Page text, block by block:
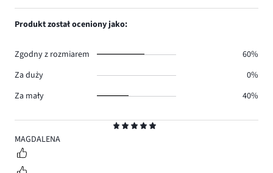
5
MAGDALENA
1,
Produkt został oceniony jako:
Zgodny z rozmiarem
60%
Za duży
0%
Za mały
40%